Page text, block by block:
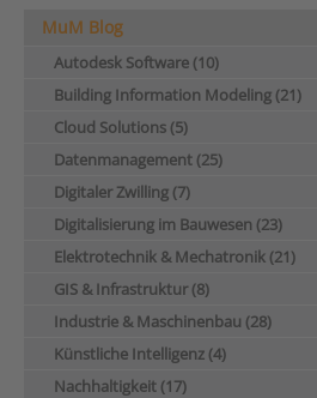
MuM Blog
Autodesk Software (10)
Building Information Modeling (21)
Cloud Solutions (5)
Datenmanagement (25)
Digitaler Zwilling (7)
Digitalisierung im Bauwesen (23)
Elektrotechnik & Mechatronik (21)
GIS & Infrastruktur (8)
Industrie & Maschinenbau (28)
Künstliche Intelligenz (4)
Nachhaltigkeit (17)